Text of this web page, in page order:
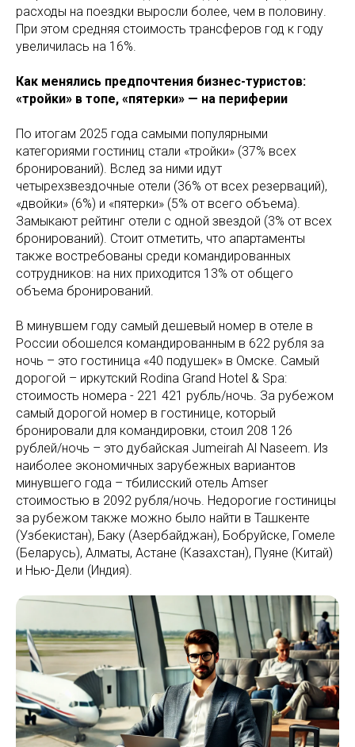
расходы на поездки выросли более, чем в половину.
При этом средняя стоимость трансферов год к году
увеличилась на 16%.
Как менялись предпочтения бизнес-туристов:
«тройки» в топе, «пятерки» — на периферии
По итогам 2025 года самыми популярными
категориями гостиниц стали «тройки» (37% всех
бронирований). Вслед за ними идут
четырехзвездочные отели (36% от всех резерваций),
«двойки» (6%) и «пятерки» (5% от всего объема).
Замыкают рейтинг отели с одной звездой (3% от всех
бронирований). Стоит отметить, что апартаменты
также востребованы среди командированных
сотрудников: на них приходится 13% от общего
объема бронирований.
В минувшем году самый дешевый номер в отеле в
России обошелся командированным в 622 рубля за
ночь – это гостиница «40 подушек» в Омске. Самый
дорогой – иркутский Rodina Grand Hotel & Spa:
стоимость номера - 221 421 рубль/ночь. За рубежом
самый дорогой номер в гостинице, который
бронировали для командировки, стоил 208 126
рублей/ночь – это дубайская Jumeirah Al Naseem. Из
наиболее экономичных зарубежных вариантов
минувшего года – тбилисский отель Amser
стоимостью в 2092 рубля/ночь. Недорогие гостиницы
за рубежом также можно было найти в Ташкенте
(Узбекистан), Баку (Азербайджан), Бобруйске, Гомеле
(Беларусь), Алматы, Астане (Казахстан), Пуяне (Китай)
и Нью-Дели (Индия).